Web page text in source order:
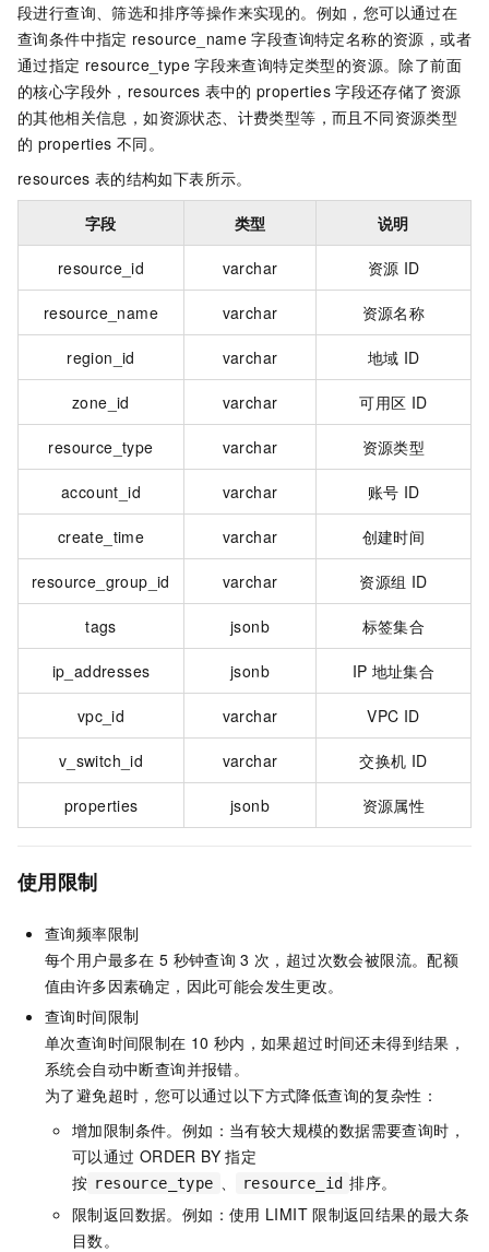
段进行查询、筛选和排序等操作来实现的。例如，您可以通过在
查询条件中指定 resource_name 字段查询特定名称的资源，或者
通过指定 resource_type 字段来查询特定类型的资源。除了前面
的核心字段外，resources 表中的 properties 字段还存储了资源
的其他相关信息，如资源状态、计费类型等，而且不同资源类型
的 properties 不同。
resources 表的结构如下表所示。
字段 类型 说明
resource_id varchar 资源 ID
resource_name varchar 资源名称
region_id varchar 地域 ID
zone_id varchar 可用区 ID
resource_type varchar 资源类型
account_id varchar 账号 ID
create_time varchar 创建时间
resource_group_id varchar 资源组 ID
tags jsonb 标签集合
ip_addresses jsonb IP 地址集合
vpc_id varchar VPC ID
v_switch_id varchar 交换机 ID
properties jsonb 资源属性
使用限制
查询频率限制
每个用户最多在 5 秒钟查询 3 次，超过次数会被限流。配额
值由许多因素确定，因此可能会发生更改。
查询时间限制
单次查询时间限制在 10 秒内，如果超过时间还未得到结果，
系统会自动中断查询并报错。
为了避免超时，您可以通过以下方式降低查询的复杂性：
增加限制条件。例如：当有较大规模的数据需要查询时，
可以通过 ORDER BY 指定
按 resource_type resource_id 排序。
限制返回数据。例如：使用 LIMIT 限制返回结果的最大条
目数。